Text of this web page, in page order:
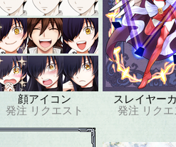
顔アイコン
発注 リクエスト
スレイヤー
発注 リク